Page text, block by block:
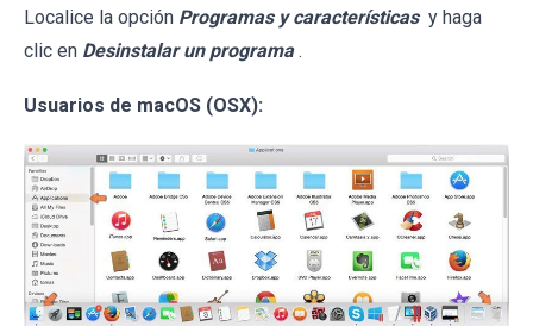
Localice la opción Programas y características y haga
clic en Desinstalar un programa .
Usuarios de macOS (OSX):